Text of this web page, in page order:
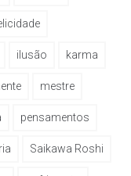
ilusão karma
mestre
pensamentos
Saikawa Roshi